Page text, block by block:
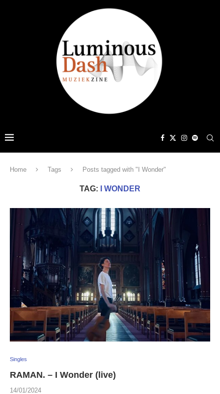
Home Tags Posts tagged with "I Wonder"
TAG: I WONDER
Singles
RAMAN. – I Wonder (live)
14/01/2024